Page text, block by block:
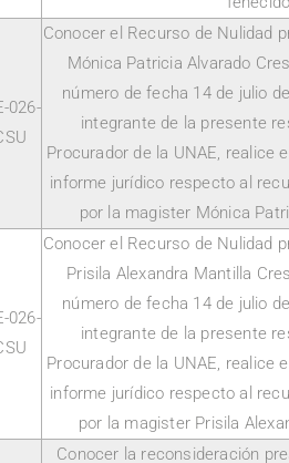
026-
Conocer el Recurso de Nulidad
Mónica Patricia Alvarado
número de fecha 14 de julio
integrante de la presente
Procurador de la UNAE, realice
informe jurídico respecto al
por la magister Mónica
026-
Conocer el Recurso de Nulidad
Prisila Alexandra Mantilla
número de fecha 14 de julio
integrante de la presente
Procurador de la UNAE, realice
informe jurídico respecto al
por la magister Prisila
Conocer la reconsideración